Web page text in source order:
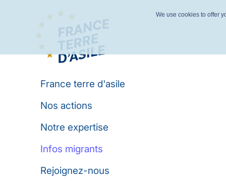
France terre d'asile
Nos actions
Notre expertise
Infos migrants
Rejoignez-nous
We use cookies to offer